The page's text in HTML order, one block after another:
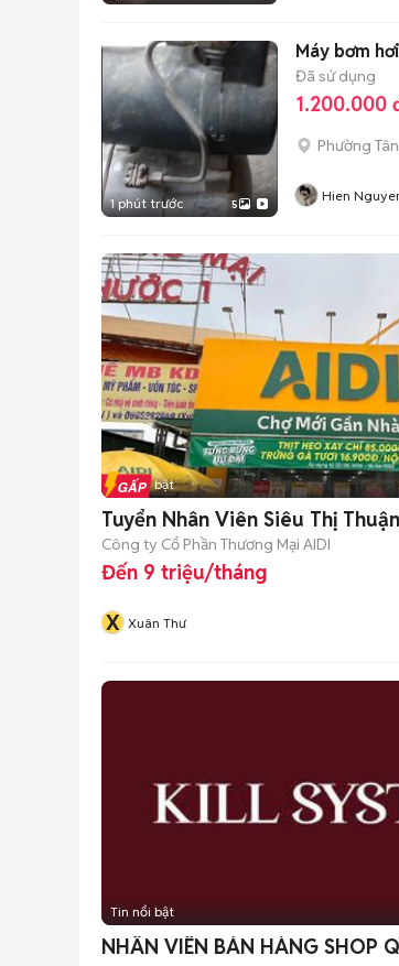
1 phút trước 5
Máy bơm
Đã sử dụng
1.200.000
Phường
Hien
Tin nổi bật
Tuyển Nhân Viên Siêu Thị
Công ty Cổ Phần Thương Mại AIDI
Đến 9 triệu/tháng
X Xuân Thư
Tin nổi bật
NHÂN VIÊN BÁN HÀNG SHOP